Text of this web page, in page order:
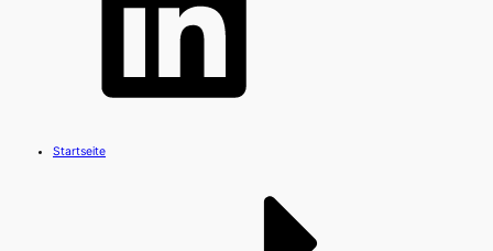
Startseite